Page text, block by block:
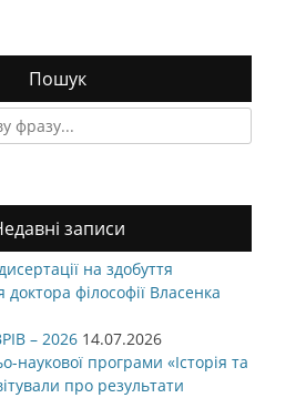
Пошук
записи
на здобуття
доктора філософії Власенка
– 2026 14.07.2026
наукової програми «Історія та
про результати